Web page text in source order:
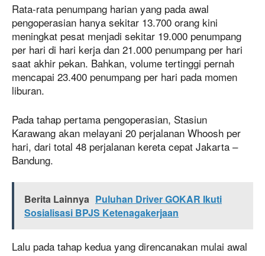
Rata-rata penumpang harian yang pada awal
pengoperasian hanya sekitar 13.700 orang kini
meningkat pesat menjadi sekitar 19.000 penumpang
per hari di hari kerja dan 21.000 penumpang per hari
saat akhir pekan. Bahkan, volume tertinggi pernah
mencapai 23.400 penumpang per hari pada momen
liburan.
Pada tahap pertama pengoperasian, Stasiun
Karawang akan melayani 20 perjalanan Whoosh per
hari, dari total 48 perjalanan kereta cepat Jakarta –
Bandung.
Berita Lainnya Puluhan Driver GOKAR Ikuti
Sosialisasi BPJS Ketenagakerjaan
Lalu pada tahap kedua yang direncanakan mulai awal